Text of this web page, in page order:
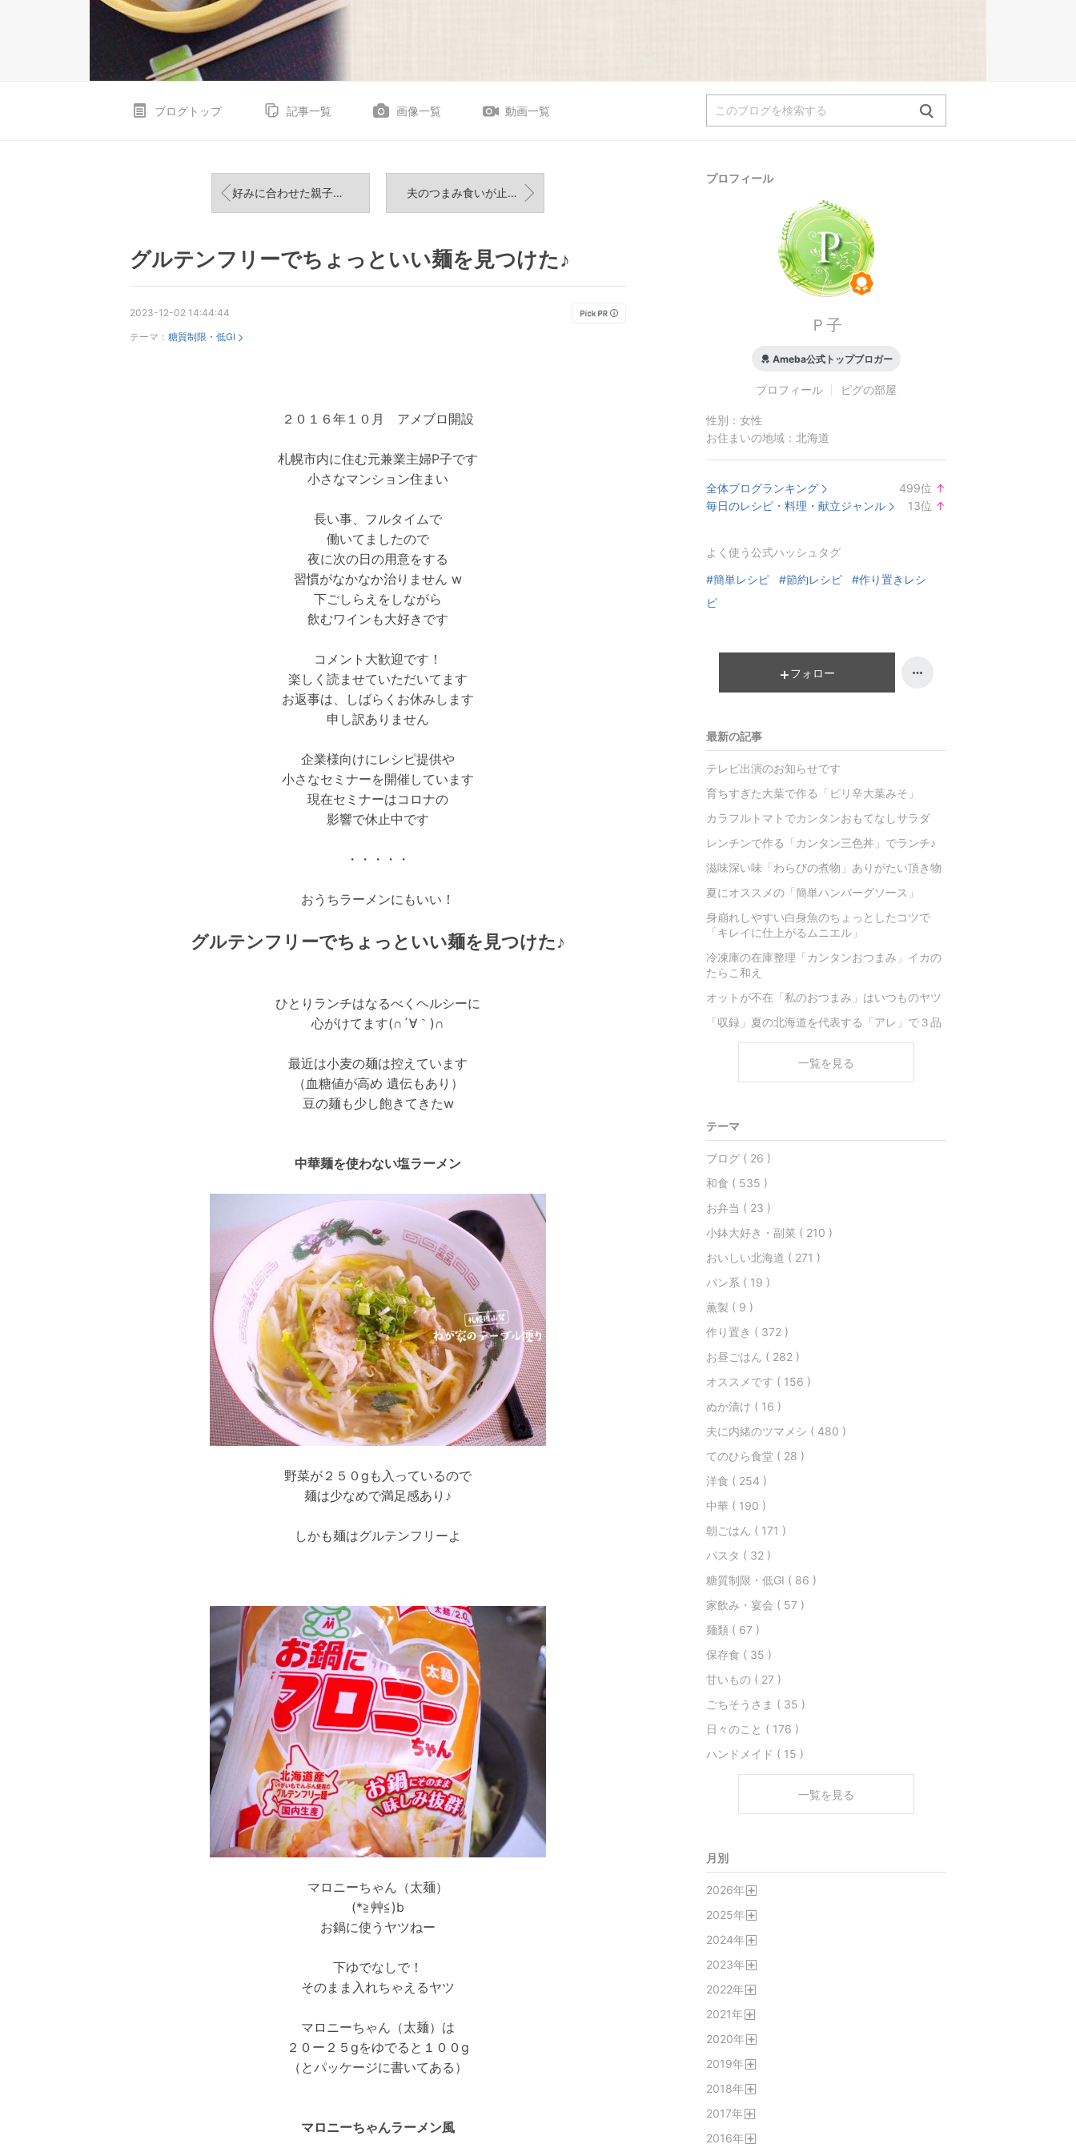
ブログトップ 記事一覧 画像一覧 動画一覧
好みに合わせた親子丼を鍋１つで作る工夫 夫のつまみ食いが止まらなかった「ピリ辛メンマ」
グルテンフリーでちょっといい麺を見つけた♪
2023-12-02 14:44:44
テーマ： 糖質制限・低GI
２０１６年１０月 アメブロ開設
札幌市内に住む元兼業主婦P子です
小さなマンション住まい
長い事、フルタイムで
働いてましたので
夜に次の日の用意をする
習慣がなかなか治りません w
下ごしらえをしながら
飲むワインも大好きです
コメント大歓迎です！
楽しく読ませていただいてます
お返事は、しばらくお休みします
申し訳ありません
企業様向けにレシピ提供や
小さなセミナーを開催しています
現在セミナーはコロナの
影響で休止中です
・・・・・
おうちラーメンにもいい！
グルテンフリーでちょっといい麺を見つけた♪
ひとりランチはなるべくヘルシーに
心がけてます(∩´∀｀)∩
最近は小麦の麺は控えています
（血糖値が高め 遺伝もあり）
豆の麺も少し飽きてきたw
中華麺を使わない塩ラーメン
野菜が２５０gも入っているので
麺は少なめで満足感あり♪
しかも麺はグルテンフリーよ
マロニーちゃん（太麺）
(*≧艸≦)b
お鍋に使うヤツねー
下ゆでなしで！
そのまま入れちゃえるヤツ
マロニーちゃん（太麺）は
２０ー２５gをゆでると１００g
（とパッケージに書いてある）
マロニーちゃんラーメン風
プロフィール
Ｐ子
Ameba公式トップブロガー
プロフィール ピグの部屋
性別： 女性
お住まいの地域： 北海道
全体ブログランキング 499位 ↑
毎日のレシピ・料理・献立ジャンル 13位 ↑
よく使う公式ハッシュタグ
#簡単レシピ #節約レシピ
#作り置きレシ
ピ
フォロー
最新の記事
テレビ出演のお知らせです
育ちすぎた大葉で作る「ピリ辛大葉みそ」
カラフルトマトでカンタンおもてなしサラダ
レンチンで作る「カンタン三色丼」でランチ♪
滋味深い味「わらびの煮物」ありがたい頂き物
夏にオススメの「簡単ハンバーグソース」
身崩れしやすい白身魚のちょっとしたコツで
「キレイに仕上がるムニエル」
冷凍庫の在庫整理「カンタンおつまみ」イカの
たらこ和え
オットが不在「私のおつまみ」はいつものヤツ
「収録」夏の北海道を代表する「アレ」で３品
一覧を見る
テーマ
ブログ ( 26 )
和食 ( 535 )
お弁当 ( 23 )
小鉢大好き・副菜 ( 210 )
おいしい北海道 ( 271 )
パン系 ( 19 )
薫製 ( 9 )
作り置き ( 372 )
お昼ごはん ( 282 )
オススメです ( 156 )
ぬか漬け ( 16 )
夫に内緒のツマメシ ( 480 )
てのひら食堂 ( 28 )
洋食 ( 254 )
中華 ( 190 )
朝ごはん ( 171 )
パスタ ( 32 )
糖質制限・低GI ( 86 )
家飲み・宴会 ( 57 )
麺類 ( 67 )
保存食 ( 35 )
甘いもの ( 27 )
ごちそうさま ( 35 )
日々のこと ( 176 )
ハンドメイド ( 15 )
一覧を見る
月別
2026年
2025年
2024年
2023年
2022年
2021年
2020年
2019年
2018年
2017年
2016年